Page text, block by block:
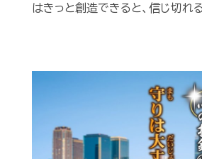
はきっと創造できると、信じ切れ